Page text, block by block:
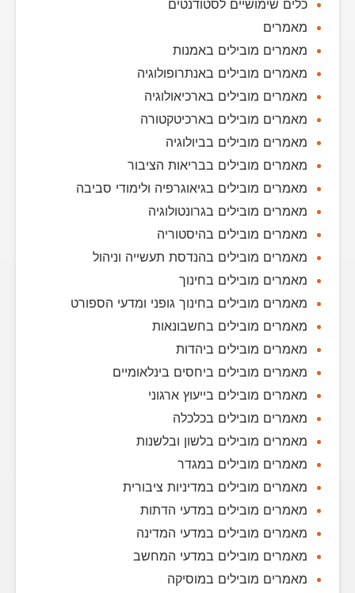
כלים שימושיים לסטודנטים
מאמרים
מאמרים מובילים באמנות
מאמרים מובילים באנתרופולוגיה
מאמרים מובילים בארכיאולוגיה
מאמרים מובילים בארכיטקטורה
מאמרים מובילים בביולוגיה
מאמרים מובילים בבריאות הציבור
מאמרים מובילים בגיאוגרפיה ולימודי סביבה
מאמרים מובילים בגרונטולוגיה
מאמרים מובילים בהיסטוריה
מאמרים מובילים בהנדסת תעשייה וניהול
מאמרים מובילים בחינוך
מאמרים מובילים בחינוך גופני ומדעי הספורט
מאמרים מובילים בחשבונאות
מאמרים מובילים ביהדות
מאמרים מובילים ביחסים בינלאומיים
מאמרים מובילים בייעוץ ארגוני
מאמרים מובילים בכלכלה
מאמרים מובילים בלשון ובלשנות
מאמרים מובילים במגדר
מאמרים מובילים במדיניות ציבורית
מאמרים מובילים במדעי הדתות
מאמרים מובילים במדעי המדינה
מאמרים מובילים במדעי המחשב
מאמרים מובילים במוסיקה